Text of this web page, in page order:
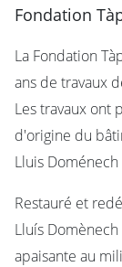
Fondation
La Fondation
ans de travaux
Les travaux ont
d'origine du
Lluis
Restauré et
Lluís
apaisante au